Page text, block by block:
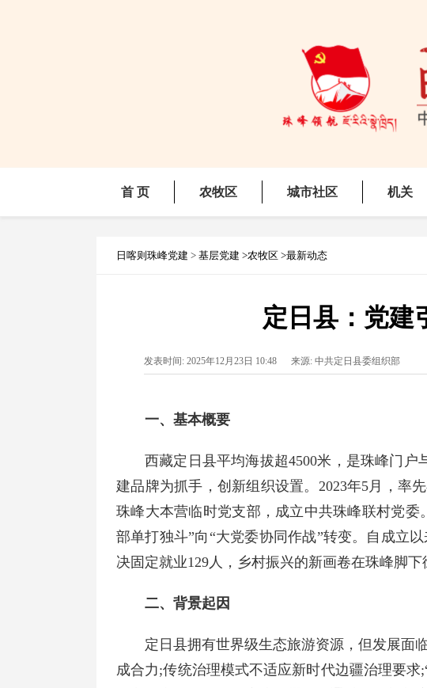
首 页 农牧区 城市社区 机关
日喀则珠峰党建 > 基层党建 >农牧区 >最新动态
定日县：党建
发表时间: 2025年12月23日 10:48 来源: 中共定日县委组织部
一、基本概要
西藏定日县平均海拔超4500米，是珠峰门户
建品牌为抓手，创新组织设置。2023年5月，率
珠峰大本营临时党支部，成立中共珠峰联村党
部单打独斗”向“大党委协同作战”转变。自成立
决固定就业129人，乡村振兴的新画卷在珠峰脚下
二、背景起因
定日县拥有世界级生态旅游资源，但发展面
成合力;传统治理模式不适应新时代边疆治理要